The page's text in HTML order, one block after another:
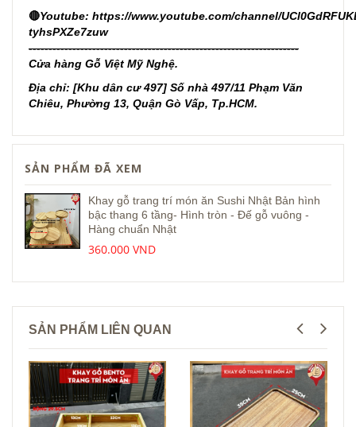
🔴Youtube: https://www.youtube.com/channel/
tyhsPXZe7zuw
--------------------------------------------------------------------
Cửa hàng Gỗ Việt Mỹ Nghệ.
Địa chỉ: [Khu dân cư 497] Số nhà 497/11 Phạm Văn
Chiêu, Phường 13, Quận Gò Vấp, Tp.HCM.
SẢN PHẨM ĐÃ XEM
Khay gỗ trang trí món ăn Sushi Nhật Bản hình
bậc thang 6 tầng- Hình tròn - Đế gỗ vuông -
Hàng chuẩn Nhật
360.000 VND
SẢN PHẨM LIÊN QUAN